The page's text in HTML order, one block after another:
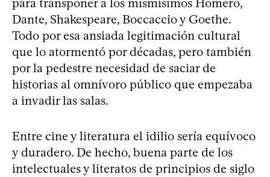
para transponer a los mismísimos Homero,
Dante, Shakespeare, Boccaccio y Goethe.
Todo por esa ansiada legitimación cultural
que lo atormentó por décadas, pero también
por la pedestre necesidad de saciar de
historias al omnívoro público que empezaba
a invadir las salas.
Entre cine y literatura el idilio sería equívoco
y duradero. De hecho, buena parte de los
intelectuales y literatos de principios de siglo